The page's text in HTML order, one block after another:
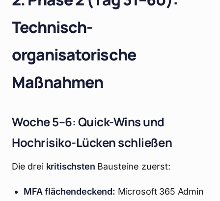
Technisch-
organisatorische
Maßnahmen
Woche 5–6: Quick-Wins und
Hochrisiko-Lücken schließen
Die drei kritischsten Bausteine zuerst:
MFA flächendeckend: Microsoft 365 Admin